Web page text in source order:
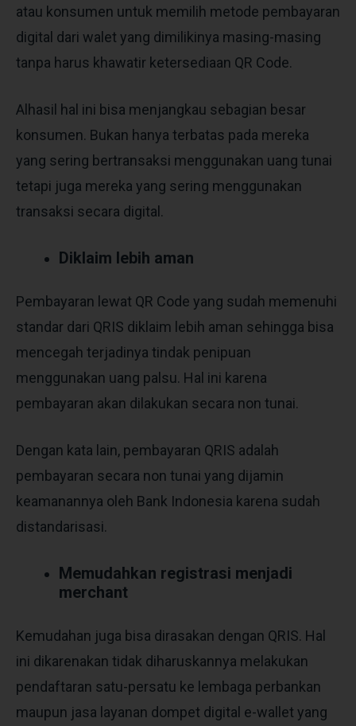
atau konsumen untuk memilih metode pembayaran
digital dari walet yang dimilikinya masing-masing
tanpa harus khawatir ketersediaan QR Code.
Alhasil hal ini bisa menjangkau sebagian besar
konsumen. Bukan hanya terbatas pada mereka
yang sering bertransaksi menggunakan uang tunai
tetapi juga mereka yang sering menggunakan
transaksi secara digital.
Diklaim lebih aman
Pembayaran lewat QR Code yang sudah memenuhi
standar dari QRIS diklaim lebih aman sehingga bisa
mencegah terjadinya tindak penipuan
menggunakan uang palsu. Hal ini karena
pembayaran akan dilakukan secara non tunai.
Dengan kata lain, pembayaran QRIS adalah
pembayaran secara non tunai yang dijamin
keamanannya oleh Bank Indonesia karena sudah
distandarisasi.
Memudahkan registrasi menjadi
merchant
Kemudahan juga bisa dirasakan dengan QRIS. Hal
ini dikarenakan tidak diharuskannya melakukan
pendaftaran satu-persatu ke lembaga perbankan
maupun jasa layanan dompet digital e-wallet yang